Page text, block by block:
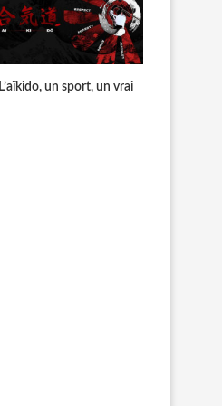
L’aïkido, un sport, un vrai